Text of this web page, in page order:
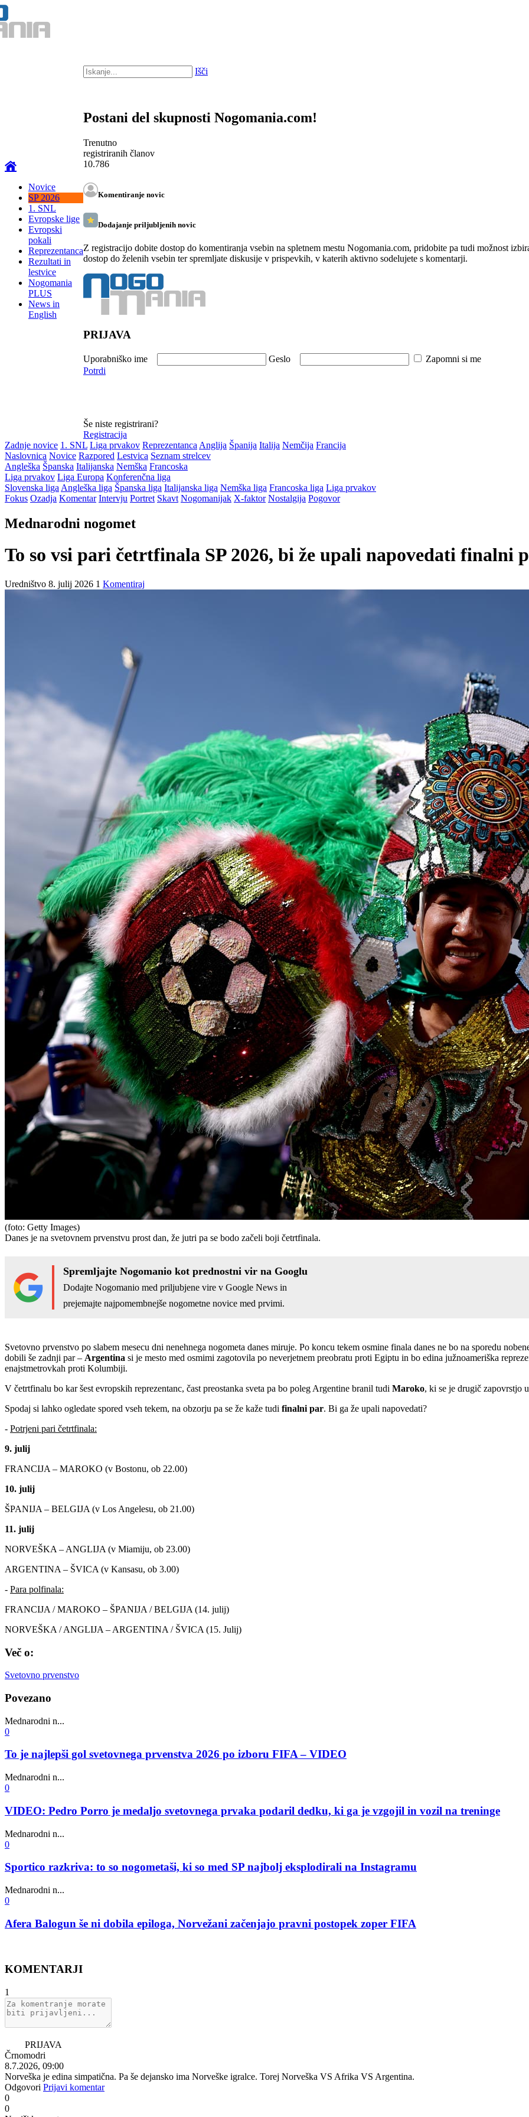
Novice
SP 2026
1. SNL
Evropske lige
Evropski
pokali
Reprezentanca
Rezultati in
lestvice
Nogomania
PLUS
News in
English
Išči
Postani del skupnosti Nogomania.com!
Trenutno
registriranih članov
10.786
Komentiranje novic
Dodajanje priljubljenih novic
Z registracijo dobite dostop do komentiranja vsebin na spletnem mestu Nogomania.com, pridobite pa tudi možnost
dostop do želenih vsebin ter spremljate diskusije v prispevkih, v katerih aktivno sodelujete s komentarji.
PRIJAVA
Uporabniško ime Geslo
Zapomni si me
Potrdi
Še niste registrirani?
Registracija
Zadnje novice 1. SNL Liga prvakov Reprezentanca Anglija Španija Italija Nemčija Francija
Naslovnica Novice Razpored Lestvica Seznam strelcev
Angleška Španska Italijanska Nemška Francoska
Liga prvakov Liga Europa Konferenčna liga
Slovenska liga Angleška liga Španska liga Italijanska liga Nemška liga Francoska liga Liga prvakov
Fokus Ozadja Komentar Intervju Portret Skavt Nogomanijak X-faktor Nostalgija Pogovor
Mednarodni nogomet
To so vsi pari četrtfinala SP 2026, bi že upali napovedati finalni
Uredništvo 8. julij 2026 1 Komentiraj
(foto: Getty Images)
Danes je na svetovnem prvenstvu prost dan, že jutri pa se bodo začeli boji četrtfinala.
Spremljajte Nogomanio kot prednostni vir na Googlu
Dodajte Nogomanio med priljubjene vire v Google News in
prejemajte najpomembnejše nogometne novice med prvimi.
Svetovno prvenstvo po slabem mesecu dni nenehnega nogometa danes miruje. Po koncu tekem osmine finala danes ne bo na sporedu
dobili še zadnji par – Argentina si je mesto med osmimi zagotovila po neverjetnem preobratu proti Egiptu in bo edina južnoameriška
enajstmetrovkah proti Kolumbiji.
V četrtfinalu bo kar šest evropskih reprezentanc, čast preostanka sveta pa bo poleg Argentine branil tudi Maroko, ki se je drugič zapovrstjo
Spodaj si lahko ogledate spored vseh tekem, na obzorju pa se že kaže tudi finalni par. Bi ga že upali napovedati?
- Potrjeni pari četrtfinala:
9. julij
FRANCIJA – MAROKO (v Bostonu, ob 22.00)
10. julij
ŠPANIJA – BELGIJA (v Los Angelesu, ob 21.00)
11. julij
NORVEŠKA – ANGLIJA (v Miamiju, ob 23.00)
ARGENTINA – ŠVICA (v Kansasu, ob 3.00)
- Para polfinala:
FRANCIJA / MAROKO – ŠPANIJA / BELGIJA (14. julij)
NORVEŠKA / ANGLIJA – ARGENTINA / ŠVICA (15. Julij)
Več o:
Svetovno prvenstvo
Povezano
Mednarodni n...
0
To je najlepši gol svetovnega prvenstva 2026 po izboru FIFA – VIDEO
Mednarodni n...
0
VIDEO: Pedro Porro je medaljo svetovnega prvaka podaril dedku, ki ga je vzgojil in vozil na treninge
Mednarodni n...
0
Sportico razkriva: to so nogometaši, ki so med SP najbolj eksplodirali na Instagramu
Mednarodni n...
0
Afera Balogun še ni dobila epiloga, Norvežani začenjajo pravni postopek zoper FIFA
KOMENTARJI
1
PRIJAVA
Črnomodri
8.7.2026, 09:00
Norveška je edina simpatična. Pa še dejansko ima Norveške igralce. Torej Norveška VS Afrika VS Argentina.
Odgovori Prijavi komentar
0
0